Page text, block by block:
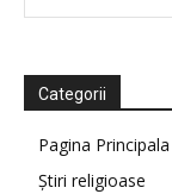
Categorii
Pagina Principala
Știri religioase